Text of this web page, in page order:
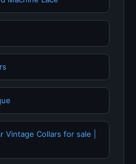
Vintage Collars for sale |